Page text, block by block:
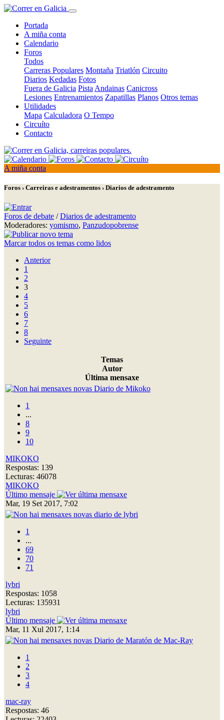
Portada
A miña conta
Calendario
Foros
Todos
Carreras Populares Montaña Triatlón Circuito
Diarios Kedadas Fotos
Fuera de Galicia Pista Andainas Canicross
Lesiones Entrenamientos Zapatillas Planos Otros temas
Utilidades
Mapa Calculadora O Tempo
Circuíto
Contacto
A miña conta
Foros › Carreiras e adestramentos › Diarios de adestramento
Foros de debate /Diarios de adestramento
Moderadores: yomismo, Panzudopobrense
Marcar todos os temas como lidos
Anterior
1
2
3
4
5
6
7
8
Seguinte
Temas
Autor
Última mensaxe
Diario de Mikoko
1
...
8
9
10
MIKOKO
Respostas: 139
Lecturas: 46078
MIKOKO
Último mensaje
Mar, 19 Set 2017, 7:02
diario de lybri
1
...
69
70
71
lybri
Respostas: 1058
Lecturas: 135931
lybri
Último mensaje
Mar, 11 Xul 2017, 1:14
Diario de Maratón de Mac-Ray
1
2
3
4
mac-ray
Respostas: 46